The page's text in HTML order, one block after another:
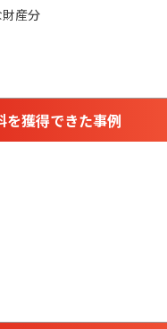
産分
を獲得できた事例